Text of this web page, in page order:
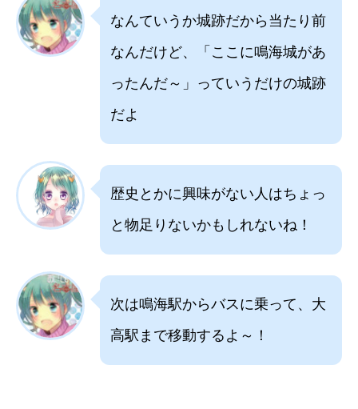
ど、ちゃんと記録に残ってるのってすごいよね。鳴海城跡 を見に、名古
屋においでよ。 pic.twitter.com/63AK0...
なんていうか城跡だから当たり前
なんだけど、「ここに鳴海城があ
ったんだ～」っていうだけの城跡
だよ
歴史とかに興味がない人はちょっ
と物足りないかもしれないね！
次は鳴海駅からバスに乗って、大
高駅まで移動するよ～！